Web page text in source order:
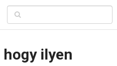
ilyen